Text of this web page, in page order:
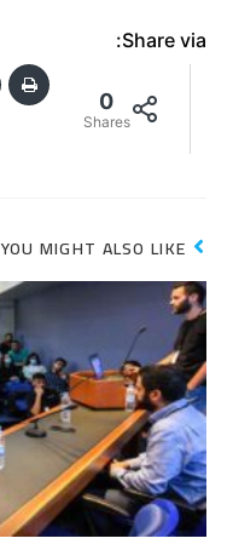
Share via:
0
Shares
YOU MIGHT ALSO LIKE